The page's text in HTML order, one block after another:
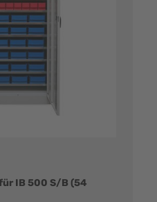
IB 500 S/B (54